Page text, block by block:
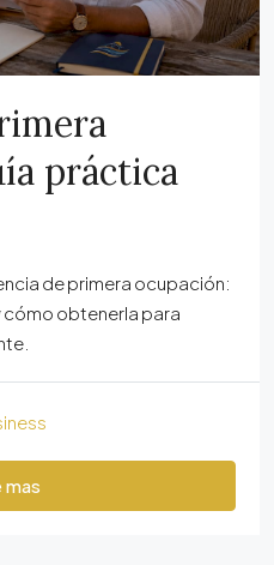
práctica
de primera ocupación:
cómo obtenerla para
mas